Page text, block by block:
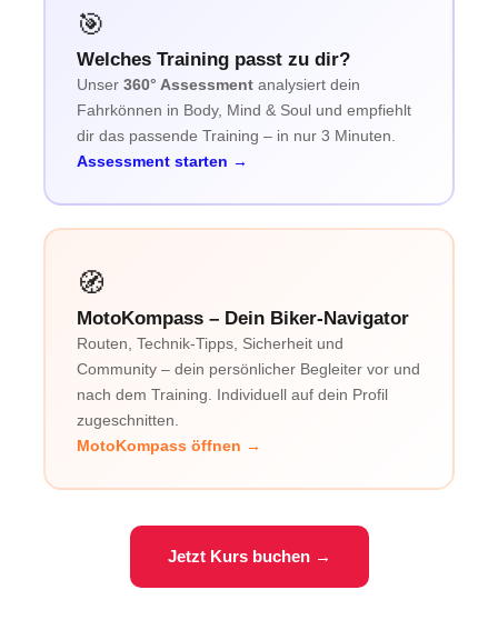
🎯
Welches Training passt zu dir?
Unser 360° Assessmentanalysiert dein
Fahrkönnen in Body, Mind & Soul und empfiehlt
dir das passende Training – in nur 3 Minuten.
Assessment starten →
🧭
MotoKompass – Dein Biker-Navigator
Routen, Technik-Tipps, Sicherheit und
Community – dein persönlicher Begleiter vor und
nach dem Training. Individuell auf dein Profil
zugeschnitten.
MotoKompass öffnen →
Jetzt Kurs buchen →